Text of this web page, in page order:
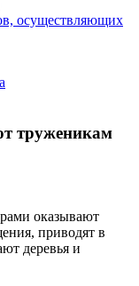
осуществляющих
труженикам
оказывают
приводят в
деревья и